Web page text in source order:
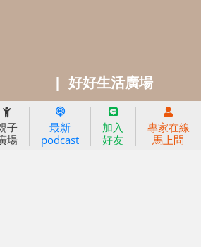
太陽親子館
小太陽親子書房
(週一～週五 9:00～18:00)
子
場
最新
podcast
加入
好友
專家在線
馬上問